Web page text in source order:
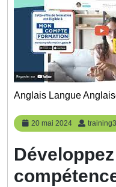
Anglais Langue
20 mai 2024
20
mai